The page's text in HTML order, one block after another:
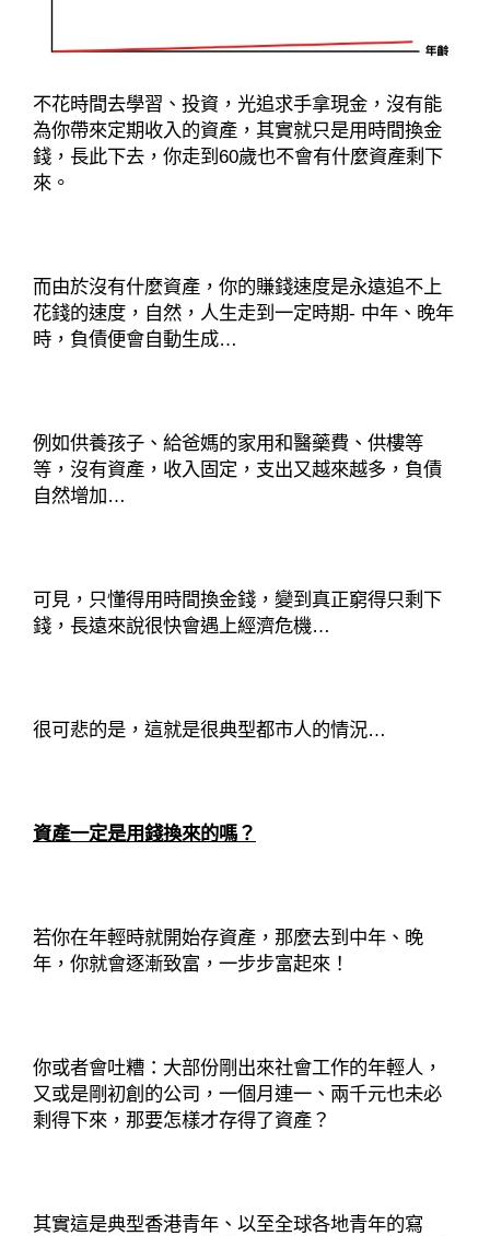
不花時間去學習、投資，光追求手拿現金，沒有能
為你帶來定期收入的資產，其實就只是用時間換金
錢，長此下去，你走到60歲也不會有什麼資產剩下
來。
而由於沒有什麼資產，你的賺錢速度是永遠追不上
花錢的速度，自然，人生走到一定時期- 中年、晚年
時，負債便會自動生成…
例如供養孩子、給爸媽的家用和醫藥費、供樓等
等，沒有資產，收入固定，支出又越來越多，負債
自然增加…
可見，只懂得用時間換金錢，變到真正窮得只剩下
錢，長遠來說很快會遇上經濟危機…
很可悲的是，這就是很典型都市人的情況…
資產一定是用錢換來的嗎？
若你在年輕時就開始存資產，那麼去到中年、晚
年，你就會逐漸致富，一步步富起來！
你或者會吐糟：大部份剛出來社會工作的年輕人，
又或是剛初創的公司，一個月連一、兩千元也未必
剩得下來，那要怎樣才存得了資產？
其實這是典型香港青年、以至全球各地青年的寫